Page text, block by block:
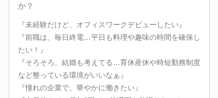
か？
『未経験だけど、オフィスワークデビューしたい』
『前職は、毎日終電…平日も料理や趣味の時間を確保し
たい！』
『そろそろ、結婚も考えてる…育休産休や時短勤務制度
など整っている環境がいいなぁ』
『憧れの企業で、華やかに働きたい』